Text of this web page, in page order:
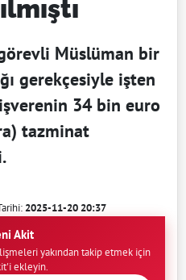
görevli Müslüman bir
gerekçesiyle işten
34 bin euro
tazminat
2025-11-20 20:37
Akit
yakından takip etmek için
ekleyin.